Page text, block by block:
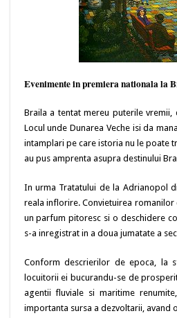
Evenimente in premiera nationala la
Braila a tentat mereu puterile
Locul unde Dunarea Veche isi da
intamplari pe care istoria nu le poate
au pus amprenta asupra destinului
In urma Tratatului de la Adrianopol
reala inflorire. Convietuirea
un parfum pitoresc si o deschidere
s-a inregistrat in a doua jumatate a
Conform descrierilor de epoca, la
locuitorii ei bucurandu-se de
agentii fluviale si maritime
importanta sursa a dezvoltarii, avand